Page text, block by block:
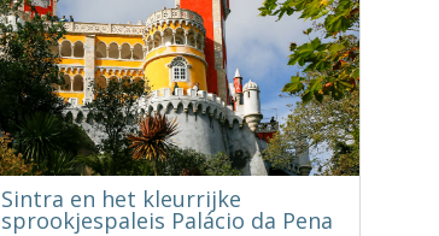
Sintra en het kleurrijke
sprookjespaleis Palácio da Pena